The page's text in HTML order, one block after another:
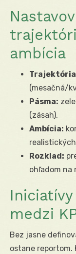
ambícia
(mesačná/
Pásma:
(zásah),
Ambícia:
Rozklad:
ohľadom na
medzi
Bez jasne
ostane reportom.